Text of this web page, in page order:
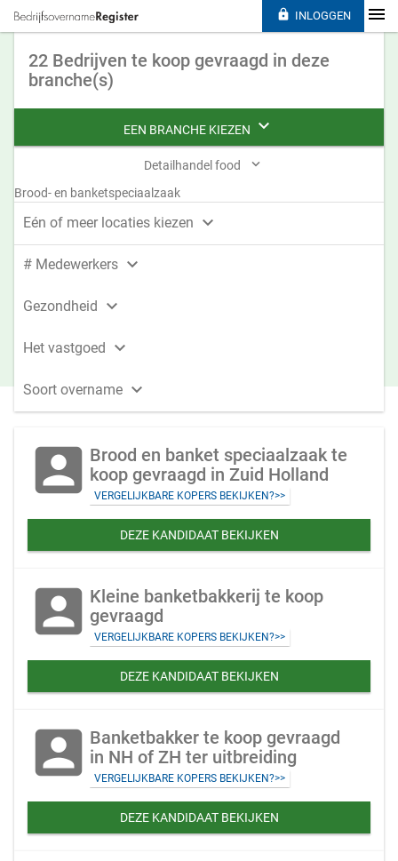
22 Bedrijven te koop gevraagd in deze
branche(s)
EEN BRANCHE KIEZEN 
Detailhandel food 
Brood- en banketspeciaalzaak
Eén of meer locaties kiezen 
# Medewerkers 
Gezondheid 
Het vastgoed 
Soort overname 
account_box Brood en banket speciaalzaak te
koop gevraagd in Zuid Holland
VERGELIJKBARE KOPERS BEKIJKEN?>>
DEZE KANDIDAAT BEKIJKEN
account_box Kleine banketbakkerij te koop
gevraagd
VERGELIJKBARE KOPERS BEKIJKEN?>>
DEZE KANDIDAAT BEKIJKEN
account_box Banketbakker te koop gevraagd
in NH of ZH ter uitbreiding
VERGELIJKBARE KOPERS BEKIJKEN?>>
DEZE KANDIDAAT BEKIJKEN
 INLOGGEN